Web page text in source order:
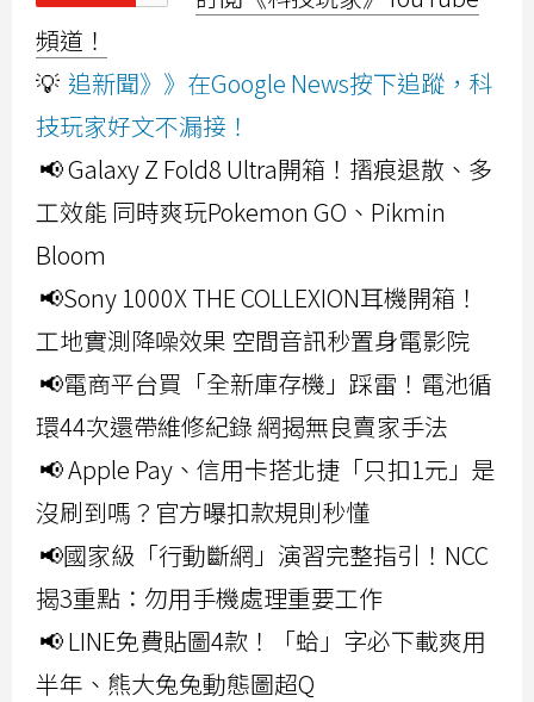
頻道！
💡 追新聞》》在Google News按下追蹤，科
技玩家好文不漏接！
📢 Galaxy Z Fold8 Ultra開箱！摺痕退散、多
工效能 同時爽玩Pokemon GO、Pikmin
Bloom
📢Sony 1000X THE COLLEXION耳機開箱！
工地實測降噪效果 空間音訊秒置身電影院
📢電商平台買「全新庫存機」踩雷！電池循
環44次還帶維修紀錄 網揭無良賣家手法
📢 Apple Pay、信用卡搭北捷「只扣1元」是
沒刷到嗎？官方曝扣款規則秒懂
📢國家級「行動斷網」演習完整指引！NCC
揭3重點：勿用手機處理重要工作
📢 LINE免費貼圖4款！「蛤」字必下載爽用
半年、熊大兔兔動態圖超Q